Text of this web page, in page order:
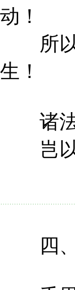
动！
所以
生！
诸法
岂以
四、